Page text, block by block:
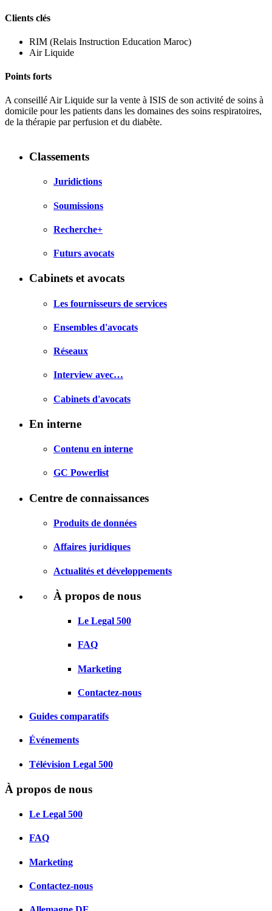
Clients clés
RIM (Relais Instruction Education Maroc)
Air Liquide
Points forts
A conseillé Air Liquide sur la vente à ISIS de son activité de soins à
domicile pour les patients dans les domaines des soins respiratoires,
de la thérapie par perfusion et du diabète.
Classements
Juridictions
Soumissions
Recherche+
Futurs avocats
Cabinets et avocats
Les fournisseurs de services
Ensembles d'avocats
Réseaux
Interview avec…
Cabinets d'avocats
En interne
Contenu en interne
GC Powerlist
Centre de connaissances
Produits de données
Affaires juridiques
Actualités et développements
À propos de nous
Le Legal 500
FAQ
Marketing
Contactez-nous
Guides comparatifs
Événements
Télévision Legal 500
À propos de nous
Le Legal 500
FAQ
Marketing
Contactez-nous